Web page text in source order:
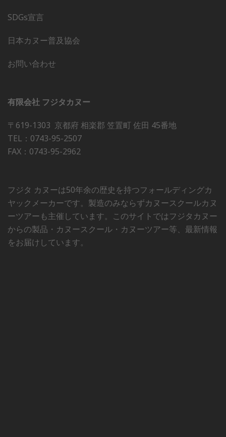
SDGs宣言
日本カヌー普及協会
お問い合わせ
有限会社 フジタカヌー
〒619-1303 京都府 相楽郡 笠置町 佐田 45番地
TEL：0743-95-2507
FAX：0743-95-2962
フジタ カヌーは50年余の歴史を持つフォールディングカ
ヤックメーカーです。製造のみならずカヌースクールカヌ
ーツアーも主催しています。このサイトではフジタカヌー
からの製品・カヌースクール・カヌーツアー等、最新情報
をお届けしています。